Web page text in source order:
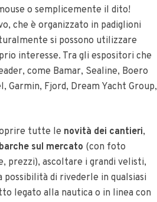
o semplicemente il dito!
che è organizzato in padiglioni
si possono utilizzare
interesse. Tra gli espositori che
come Bamar, Sealine, Boero
Garmin, Fjord, Dream Yacht Group,
tutte le novità dei cantieri,
sul mercato (con foto
prezzi), ascoltare i grandi velisti,
di rivederle in qualsiasi
legato alla nautica o in linea con